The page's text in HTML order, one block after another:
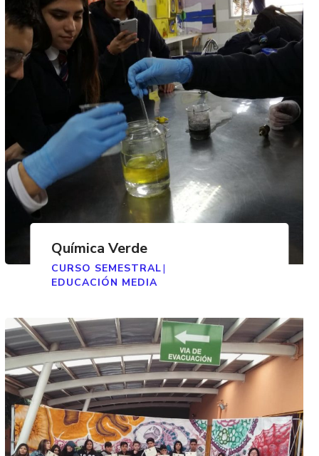
Química Verde
CURSO SEMESTRAL|
EDUCACIÓN MEDIA